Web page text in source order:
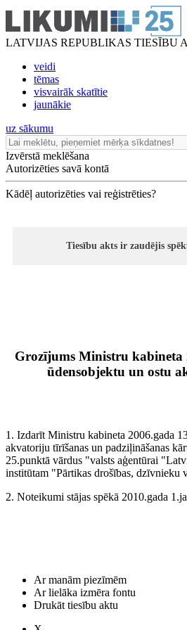
LATVIJAS REPUBLIKAS TIESĪBU
veidi
tēmas
visvairāk skatītie
jaunākie
uz sākumu
Izvērstā meklēšana
Autorizēties savā kontā
Kādēļ autorizēties vai reģistrēties?
Tiesību akts ir zaudējis
Grozījums Ministru kabineta
ūdensobjektu un ostu
1. Izdarīt Ministru kabineta 2006.gada
akvatoriju tīrīšanas un padziļināšanas
25.punktā vārdus "valsts aģentūrai
institūtam "Pārtikas drošības, dzīvnieku
2. Noteikumi stājas spēkā 2010.gada
Ar manām piezīmēm
Ar lielāka izmēra fontu
Drukāt tiesību aktu